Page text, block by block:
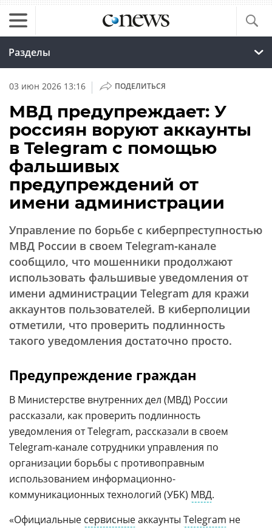
Разделы
03 июн 2026 13:16 | ПОДЕЛИТЬСЯ
МВД предупреждает: У
россиян воруют аккаунты
в Telegram с помощью
фальшивых
предупреждений от
имени администрации
Управление по борьбе с киберпреступностью
МВД России в своем Telegram‑канале
сообщило, что мошенники продолжают
использовать фальшивые уведомления от
имени администрации Telegram для кражи
аккаунтов пользователей. В киберполиции
отметили, что проверить подлинность
такого уведомления достаточно просто.
Предупреждение граждан
В Министерстве внутренних дел (МВД) России
рассказали, как проверить подлинность
уведомления от Telegram, рассказали в своем
Telegram‑канале сотрудники управления по
организации борьбы с противоправным
использованием информационно-
коммуникационных технологий (УБК) МВД.
«Официальные сервисныеаккаунты Telegram не